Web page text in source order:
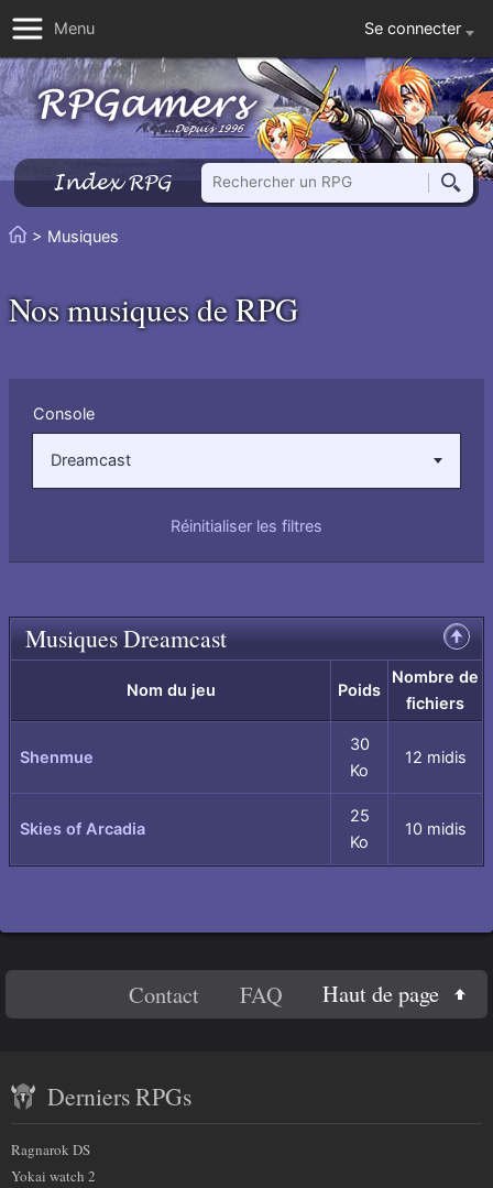
Menu Se connecter
Index RPG
Rechercher un RPG
Vous
:
> Musiques
Nos musiques de RPG
parConsole
Dreamcast
Réinitialiser les filtres
Remonter
en
Musiques Dreamcast
Nom du jeu Poids
Nombre de
fichiers
Shenmue
30
Ko
12 midis
Skies of Arcadia
25
Ko
10 midis
plus
sur
nous
Contact FAQ Haut de page
récent
et
partenaires
Derniers RPGs
Ragnarok DS
Yokai watch 2